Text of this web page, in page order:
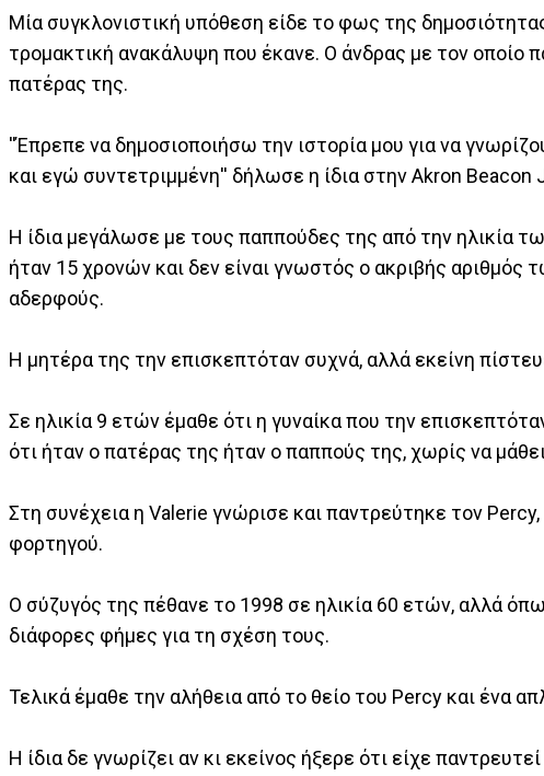
Μία συγκλονιστική υπόθεση είδε το φως της
τρομακτική ανακάλυψη που έκανε. Ο άνδρας με τον οποίο
πατέρας της.
''Έπρεπε να δημοσιοποιήσω την ιστορία μου για να
και εγώ συντετριμμένη'' δήλωσε η ίδια στην Akron Beacon
Η ίδια μεγάλωσε με τους παππούδες της από την ηλικία
ήταν 15 χρονών και δεν είναι γνωστός ο ακριβής αριθμός
αδερφούς.
Η μητέρα της την επισκεπτόταν συχνά, αλλά εκείνη
Σε ηλικία 9 ετών έμαθε ότι η γυναίκα που την
ότι ήταν ο πατέρας της ήταν ο παππούς της, χωρίς να
Στη συνέχεια η Valerie γνώρισε και παντρεύτηκε τον
φορτηγού.
Ο σύζυγός της πέθανε το 1998 σε ηλικία 60 ετών, αλλά
διάφορες φήμες για τη σχέση τους.
Τελικά έμαθε την αλήθεια από το θείο του Percy και ένα
Η ίδια δε γνωρίζει αν κι εκείνος ήξερε ότι είχε